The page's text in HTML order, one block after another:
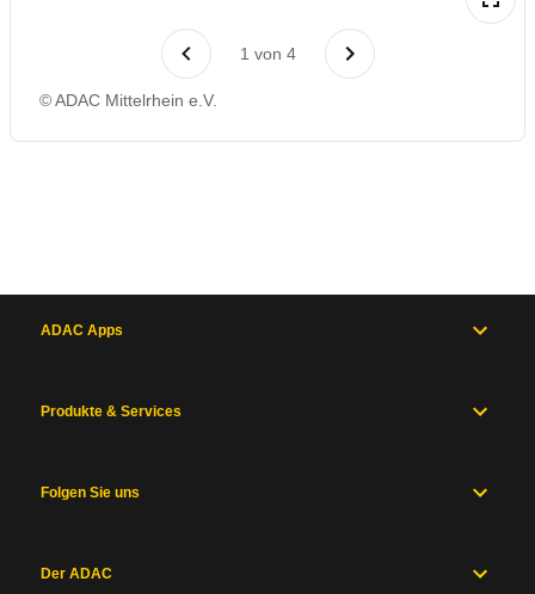
1 von 4
© ADAC Mittelrhein e.V.
ADAC Apps
Produkte & Services
Folgen Sie uns
Der ADAC